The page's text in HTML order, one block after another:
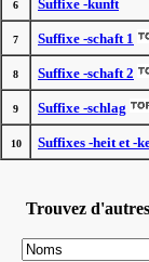
6 Suffixe -kunft
7 Suffixe -schaft 1
8 Suffixe -schaft 2
9 Suffixe -schlag
10 Suffixes -heit et -
Trouvez